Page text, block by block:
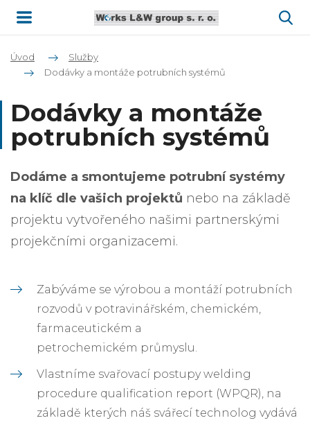
Úvod
Služby
Dodávky a montáže potrubních systémů
Dodávky a montáže
potrubních systémů
Dodáme a smontujeme potrubní systémy
na klíč dle vašich projektů nebo na základě
projektu vytvořeného našimi partnerskými
projekčními organizacemi.
Zabýváme se výrobou a montáží potrubních
rozvodů v potravinářském, chemickém,
farmaceutickém a
petrochemickém průmyslu.
Vlastníme svařovací postupy welding
procedure qualification report (WPQR), na
základě kterých náš svářecí technolog vydává